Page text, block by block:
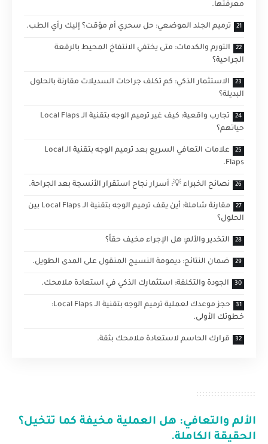
معرفتها.
ترميم الجلد الموضعي: حل سحري أم مؤقت؟ إليك رأي الطب.
التورم والكدمات: متى يختفي الانتفاخ المحيط بالرقعة
الجراحية؟
الاستثمار الذكي: كم تكلف جراحات السديلات مقارنة بالحلول
البديلة؟
تجارب واقعية: كيف غير ترميم الوجه بتقنية الـ Local Flaps
حياتهم؟
علامات التعافي السريع بعد ترميم الوجه بتقنية الـ Local
Flaps.
نصائح الخبراء 💡: أسرار نجاح استقرار الأنسجة بعد الجراحة.
مقارنة شاملة: أين يقف ترميم الوجه بتقنية الـ Local Flaps بين
الحلول؟
التخدير والألم: هل الإجراء مخيف حقاً؟
ضمان النتائج: ديمومة النسيج المنقول على المدى الطويل.
الجودة والتكلفة: استثمارك الذكي في استعادة ملامحك.
حجز موعدك لعملية ترميم الوجه بتقنية الـ Local Flaps:
خطوتك الأولى.
قرارك الحاسم لاستعادة ملامحك بثقة.
الألم والتعافي: هل العملية مخيفة كما تتخيل؟
الحقيقة الكاملة.